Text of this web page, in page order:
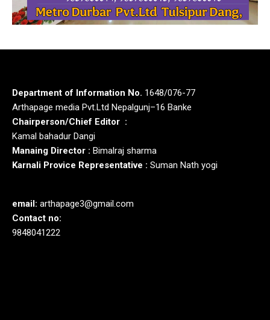
Department of Information No. 1648/076-77
Arthapage media Pvt.Ltd Nepalgunj–16 Banke
Chairperson/Chief Editor :
Kamal bahadur Dangi
Manaing Director : Bimalraj sharma
Karnali Provice Representative : Suman Nath yogi
email: arthapage3@gmail.com
Contact no:
9848041222